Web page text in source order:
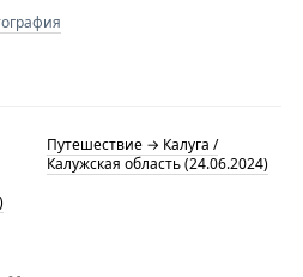
Путешествие → Калуга /
Калужская область (24.06.2024)